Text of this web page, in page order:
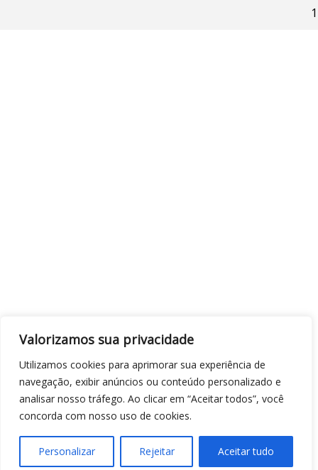
Valorizamos sua privacidade
Utilizamos cookies para aprimorar sua experiência de
navegação, exibir anúncios ou conteúdo personalizado e
analisar nosso tráfego. Ao clicar em “Aceitar todos”, você
concorda com nosso uso de cookies.
Personalizar Rejeitar Aceitar tudo